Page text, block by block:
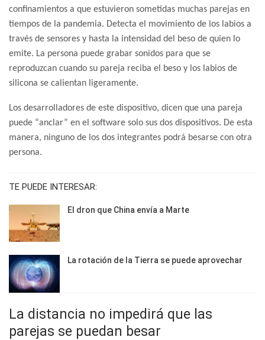
confinamientos a que estuvieron sometidas muchas parejas en
tiempos de la pandemia. Detecta el movimiento de los labios a
través de sensores y hasta la intensidad del beso de quien lo
emite. La persona puede grabar sonidos para que se
reproduzcan cuando su pareja reciba el beso y los labios de
silicona se calientan ligeramente.
Los desarrolladores de este dispositivo, dicen que una pareja
puede “anclar” en el software solo sus dos dispositivos. De esta
manera, ninguno de los dos integrantes podrá besarse con otra
persona.
TE PUEDE INTERESAR:
El dron que China envía a Marte
La rotación de la Tierra se puede aprovechar
La distancia no impedirá que las
parejas se puedan besar